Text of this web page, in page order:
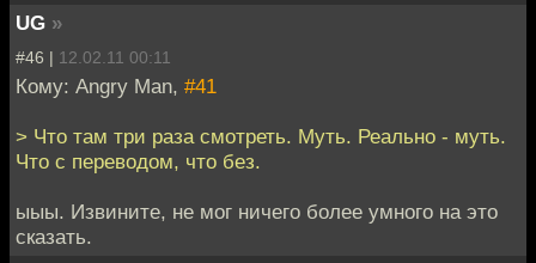
UG »
#46 | 12.02.11 00:11
Кому: Angry Man, #41
> Что там три раза смотреть. Муть. Реально - муть.
Что с переводом, что без.
ыыы. Извините, не мог ничего более умного на это
сказать.